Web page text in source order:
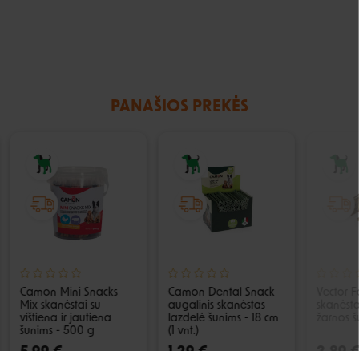
PANAŠIOS PREKĖS
Camon Mini Snacks
Mix skanėstai su
vištiena ir jautiena
šunims - 500 g
Camon Dental Snack
augalinis skanėstas
lazdelė šunims - 18 cm
(1 vnt.)
Vector
žarnos